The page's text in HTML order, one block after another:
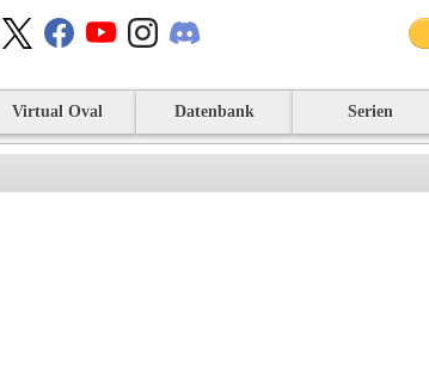
Virtual Oval Datenbank Serien